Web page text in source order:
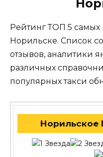
Рейтинг ТОП 5 самых
Норильске. Список
отзывов, аналитики
различных
популярных такси
Норильское